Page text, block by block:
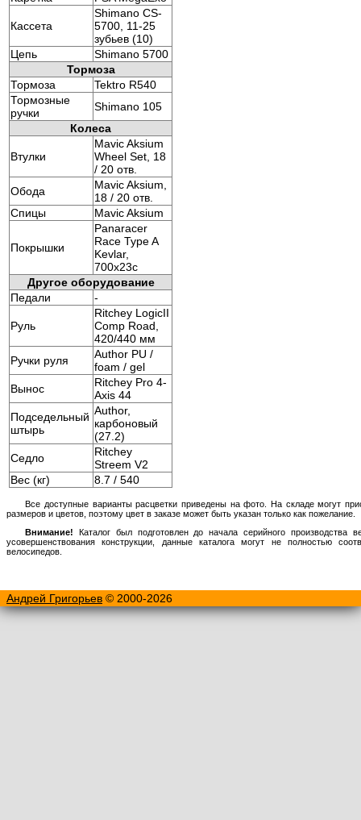
Кассета
Shimano CS-
5700, 11-25
зубьев (10)
Цепь
Shimano 5700
Тормоза
Тормоза
Tektro R540
Тормозные
ручки
Shimano 105
Колеса
Втулки
Mavic Aksium
Wheel Set, 18
/ 20 отв.
Обода
Mavic Aksium,
18 / 20 отв.
Спицы
Mavic Aksium
Покрышки
Panaracer
Race Type A
Kevlar,
700x23c
Другое оборудование
Педали
-
Руль
Ritchey LogicII
Comp Road,
420/440 мм
Ручки руля
Author PU /
foam / gel
Вынос
Ritchey Pro 4-
Axis 44
Подседельный
штырь
Author,
карбоновый
(27.2)
Седло
Ritchey
Streem V2
Вес (кг)
8.7 / 540
Все доступные варианты расцветки приведены на фото. На складе могут
размеров и цветов, поэтому цвет в заказе может быть указан только как пожелание.
Внимание!
Каталог был подготовлен до начала серийного производства
усовершенствования конструкции, данные каталога могут не полностью
велосипедов.
Андрей Григорьев © 2000-2026